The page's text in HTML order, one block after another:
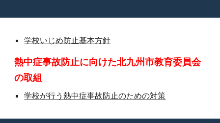
学校いじめ防止基本方針
熱中症事故防止に向けた北九州市教育委員会
の取組
学校が行う熱中症事故防止のための対策